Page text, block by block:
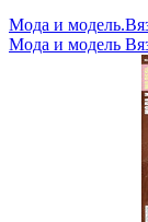
Мода и
Мода и модель